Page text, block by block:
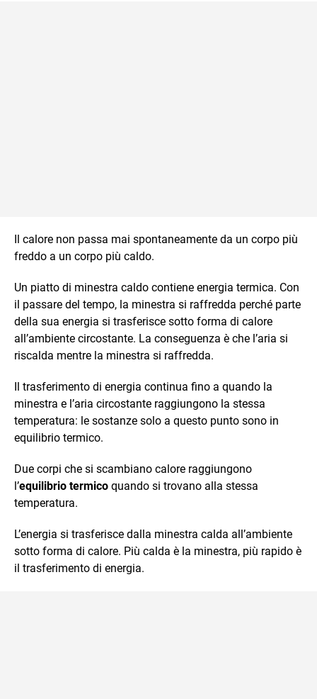
Il calore non passa mai spontaneamente da un corpo più
freddo a un corpo più caldo.
Un piatto di minestra caldo contiene energia termica. Con
il passare del tempo, la minestra si raffredda perché parte
della sua energia si trasferisce sotto forma di calore
all’ambiente circostante. La conseguenza è che l’aria si
riscalda mentre la minestra si raffredda.
Il trasferimento di energia continua fino a quando la
minestra e l’aria circostante raggiungono la stessa
temperatura: le sostanze solo a questo punto sono in
equilibrio termico.
Due corpi che si scambiano calore raggiungono
l’equilibrio termico quando si trovano alla stessa
temperatura.
L’energia si trasferisce dalla minestra calda all’ambiente
sotto forma di calore. Più calda è la minestra, più rapido è
il trasferimento di energia.